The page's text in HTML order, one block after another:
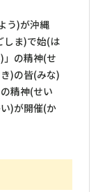
う)が沖縄
しま)で始(は
」の精神(せ
)の皆(みな)
精神(せい
)が開催(か